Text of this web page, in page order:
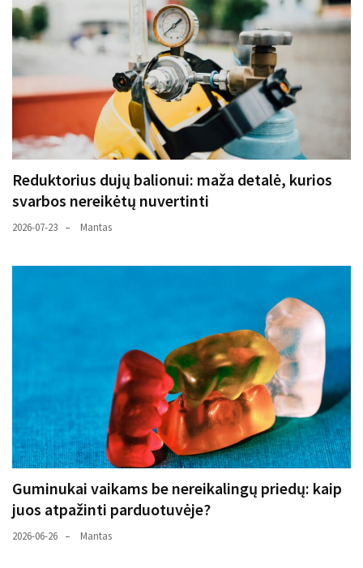
Reduktorius dujų balionui: maža detalė, kurios
svarbos nereikėtų nuvertinti
2026-07-23 Mantas
Guminukai vaikams be nereikalingų priedų: kaip
juos atpažinti parduotuvėje?
2026-06-26 Mantas